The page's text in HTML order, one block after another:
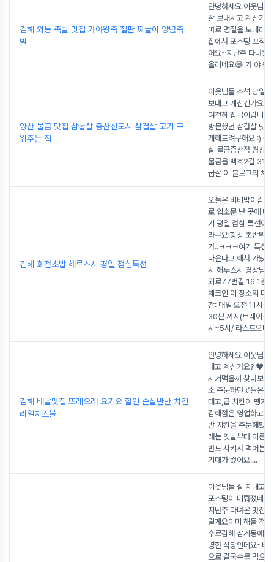
김해 외동 족발 맛집 가야왕족 철판 짜글이 양념족
발
안녕하세요 이웃님들
잘 보내시고 계신가
따로 명절을 보내러
집에서 포스팅 끄적
어요~지난주 다녀왔
올리네요😅 가 야 왕
양산 물금 맛집 삼굽살 증산신도시 삼겹살 고기 구
워주는 집
이웃님들 추석 당일
보내고 계신건가요?
여전히 집콕이랍니
방문했던 삼겹살 맛
개해드려구해요 :) 삼
살 물금증산점 경상
물금읍 백호2길 31-
굽살 이 블로그의 체
김해 회전초밥 해루스시 평일 점심특선
오늘은 비비맘이김해
로 입소문 난 곳에 다
기 평일 점심 특선이
라구요!항상 초밥뷔
가..ㅋㅋㅋ여기 특선
나온다고 해서 가봤
시 해루스시 경상남
외로77번길 16 1층
체크인 이 장소의 다
간: 매일 오전 11시 ~
30분 까지(브레이크
시~5시/ 라스트오더
김해 배달맛집 또래오래 요기요 할인 순살반반 치킨
리얼치즈볼
안녕하세요 이웃님들
내고 계신가요? ❤️야
시켜먹을까 찾다보니
소 주문하던곳들은
태고,급 치킨이 땡겨
김해점은 영업하고
반 치킨을 주문해봤
래는 옛날부터 이름
번도 시켜서 먹어본
기대가 컸어요!...
이웃님들 잘 지내고
포스팅이 미뤄졌네요
지난주 다녀온 맛집
릴게요이미 해물 전
수로김해 삼계동에서
명한 식당인데요~비
으로 칼국수를 먹으